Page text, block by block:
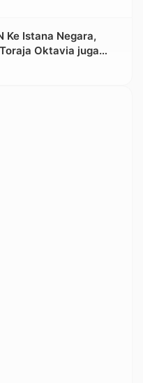
Ke Istana Negara,
Oktavia juga
Mahasiswa